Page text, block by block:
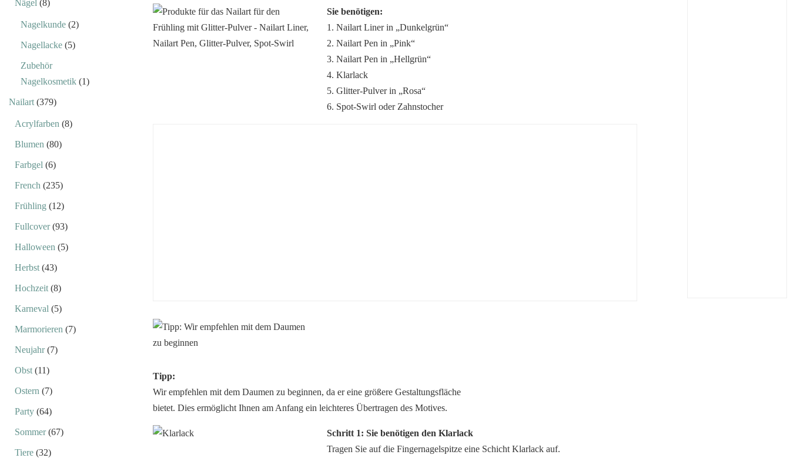
Sie benötigen:
1. Nailart Liner in „Dunkelgrün“
2. Nailart Pen in „Pink“
3. Nailart Pen in „Hellgrün“
4. Klarlack
5. Glitter-Pulver in „Rosa“
6. Spot-Swirl oder Zahnstocher
Tipp:
Wir empfehlen mit dem Daumen zu beginnen, da er eine größere Gestaltungsfläche
bietet. Dies ermöglicht Ihnen am Anfang ein leichteres Übertragen des Motives.
Schritt 1: Sie benötigen den Klarlack
Tragen Sie auf die Fingernagelspitze eine Schicht Klarlack auf.
Nägel (8)
Nagelkunde (2)
Nagellacke (5)
Zubehör
Nagelkosmetik (1)
Nailart (379)
Acrylfarben (8)
Blumen (80)
Farbgel (6)
French (235)
Frühling (12)
Fullcover(93)
Halloween (5)
Herbst (43)
Hochzeit (8)
Karneval (5)
Marmorieren (7)
Neujahr(7)
Obst (11)
Ostern (7)
Party (64)
Sommer(67)
Tiere (32)